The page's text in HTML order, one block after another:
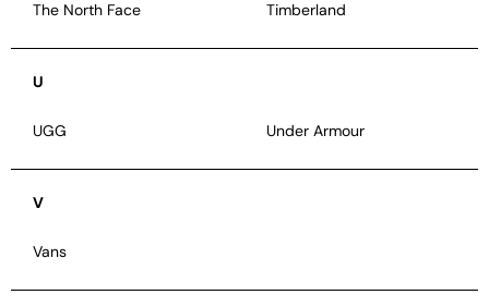
The North Face Timberland
U
UGG Under Armour
V
Vans